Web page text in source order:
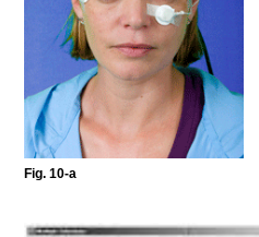
Fig. 10-a